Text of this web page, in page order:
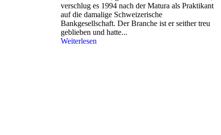
verschlug es 1994 nach der Matura als Praktikant
auf die damalige Schweizerische
Bankgesellschaft. Der Branche ist er seither treu
geblieben und hatte...
Weiterlesen